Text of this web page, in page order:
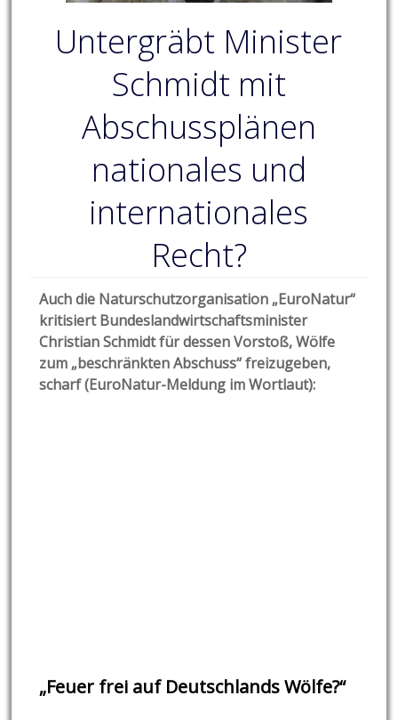
Untergräbt Minister
Schmidt mit
Abschussplänen
nationales und
internationales
Recht?
Auch die Naturschutzorganisation „EuroNatur“
kritisiert Bundeslandwirtschaftsminister
Christian Schmidt für dessen Vorstoß, Wölfe
zum „beschränkten Abschuss“ freizugeben,
scharf (EuroNatur-Meldung im Wortlaut):
„Feuer frei auf Deutschlands Wölfe?“